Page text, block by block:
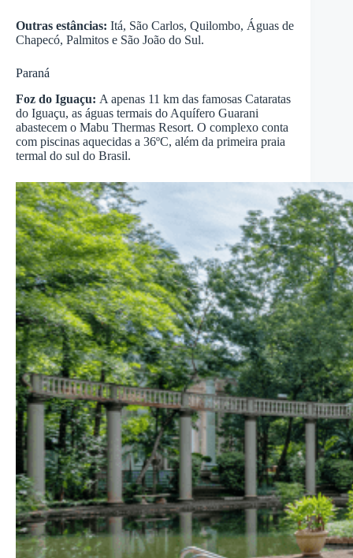
Outras estâncias: Itá, São Carlos, Quilombo, Águas de
Chapecó, Palmitos e São João do Sul.
Paraná
Foz do Iguaçu: A apenas 11 km das famosas Cataratas
do Iguaçu, as águas termais do Aquífero Guarani
abastecem o Mabu Thermas Resort. O complexo conta
com piscinas aquecidas a 36ºC, além da primeira praia
termal do sul do Brasil.